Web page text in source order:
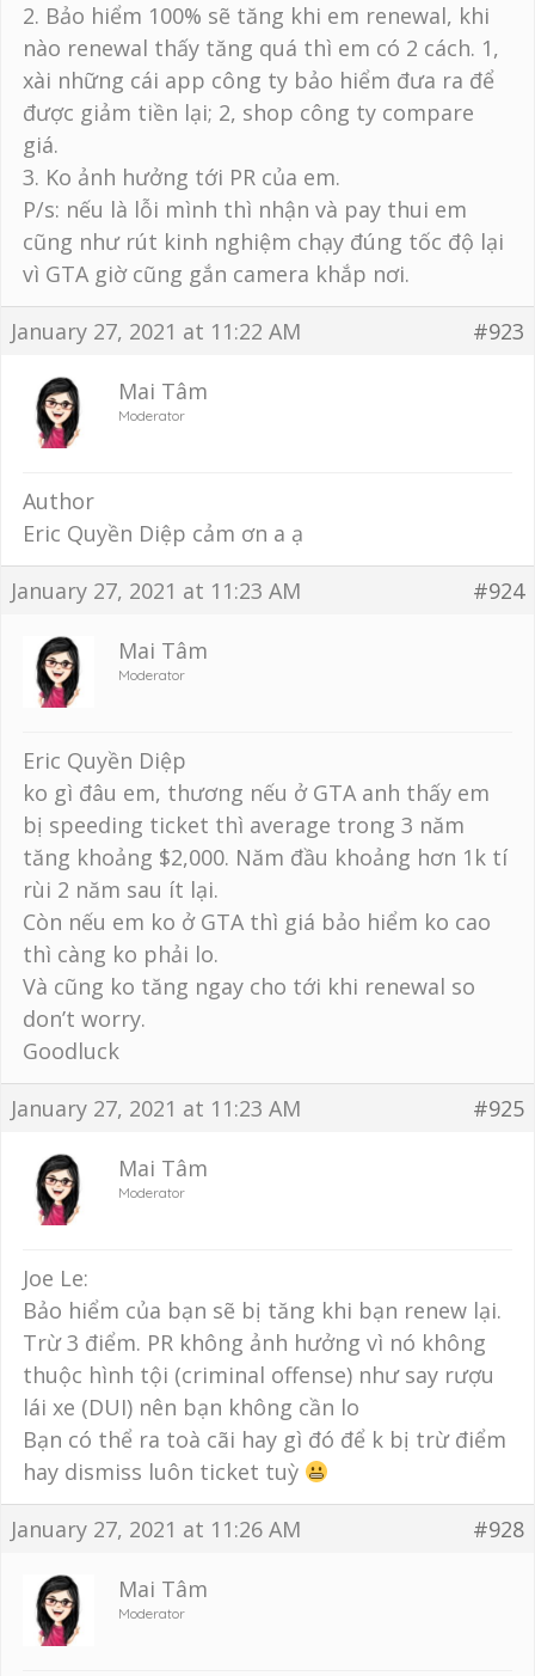
2. Bảo hiểm 100% sẽ tăng khi em renewal, khi
nào renewal thấy tăng quá thì em có 2 cách. 1,
xài những cái app công ty bảo hiểm đưa ra để
được giảm tiền lại; 2, shop công ty compare
giá.
3. Ko ảnh hưởng tới PR của em.
P/s: nếu là lỗi mình thì nhận và pay thui em
cũng như rút kinh nghiệm chạy đúng tốc độ lại
vì GTA giờ cũng gắn camera khắp nơi.
January 27, 2021 at 11:22 AM
#923
Mai Tâm
Moderator
Author
Eric Quyền Diệp cảm ơn a ạ
January 27, 2021 at 11:23 AM
#924
Mai Tâm
Moderator
Eric Quyền Diệp
ko gì đâu em, thương nếu ở GTA anh thấy em
bị speeding ticket thì average trong 3 năm
tăng khoảng $2,000. Năm đầu khoảng hơn 1k tí
rùi 2 năm sau ít lại.
Còn nếu em ko ở GTA thì giá bảo hiểm ko cao
thì càng ko phải lo.
Và cũng ko tăng ngay cho tới khi renewal so
don’t worry.
Goodluck
January 27, 2021 at 11:23 AM
#925
Mai Tâm
Moderator
Joe Le:
Bảo hiểm của bạn sẽ bị tăng khi bạn renew lại.
Trừ 3 điểm. PR không ảnh hưởng vì nó không
thuộc hình tội (criminal offense) như say rượu
lái xe (DUI) nên bạn không cần lo
Bạn có thể ra toà cãi hay gì đó để k bị trừ điểm
hay dismiss luôn ticket tuỳ
January 27, 2021 at 11:26 AM
#928
Mai Tâm
Moderator